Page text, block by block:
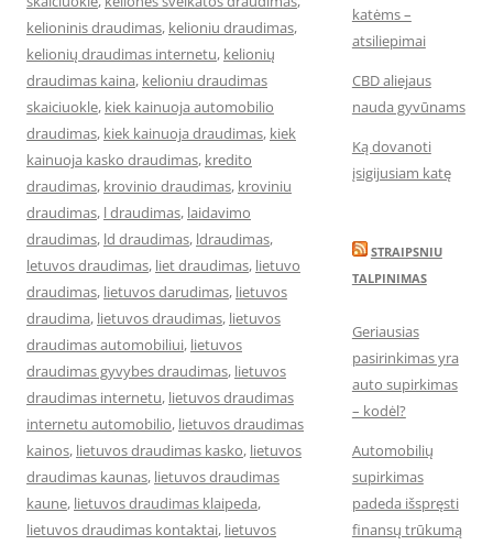
kelioninis draudimas, kelioniu draudimas,
kelionių draudimas internetu, kelionių
draudimas kaina, kelioniu draudimas
skaiciuokle, kiek kainuoja automobilio
draudimas, kiek kainuoja draudimas, kiek
kainuoja kasko draudimas, kredito
draudimas, krovinio draudimas, kroviniu
draudimas, l draudimas, laidavimo
draudimas, ld draudimas, ldraudimas,
letuvos draudimas, liet draudimas, lietuvo
draudimas, lietuvos darudimas, lietuvos
draudima, lietuvos draudimas, lietuvos
draudimas automobiliui, lietuvos
draudimas gyvybes draudimas, lietuvos
draudimas internetu, lietuvos draudimas
internetu automobilio, lietuvos draudimas
kainos, lietuvos draudimas kasko, lietuvos
draudimas kaunas, lietuvos draudimas
kaune, lietuvos draudimas klaipeda,
lietuvos draudimas kontaktai, lietuvos
katėms –
atsiliepimai
CBD aliejaus
nauda gyvūnams
Ką dovanoti
įsigijusiam katę
STRAIPSNIU
TALPINIMAS
Geriausias
pasirinkimas yra
auto supirkimas
– kodėl?
Automobilių
supirkimas
padeda išspręsti
finansų trūkumą